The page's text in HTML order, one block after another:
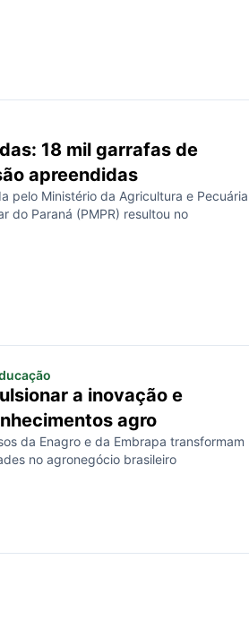
18 mil garrafas de
apreendidas
pelo Ministério da Agricultura e Pecuária
do Paraná (PMPR) resultou no
a inovação e
agro
da Enagro e da Embrapa transformam
no agronegócio brasileiro